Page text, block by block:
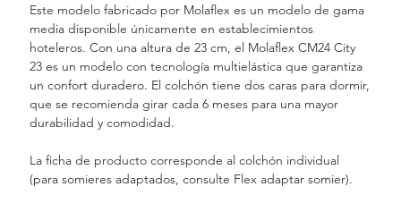
Este modelo fabricado por Molaflex es un modelo de gama
media disponible únicamente en establecimientos
hoteleros. Con una altura de 23 cm, el Molaflex CM24 City
23 es un modelo con tecnología multielástica que garantiza
un confort duradero. El colchón tiene dos caras para dormir,
que se recomienda girar cada 6 meses para una mayor
durabilidad y comodidad.
La ficha de producto corresponde al colchón individual
(para somieres adaptados, consulte Flex adaptar somier).